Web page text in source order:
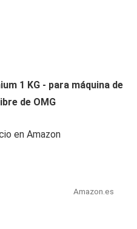
1 KG - para máquina de
de OMG
en Amazon
Amazon.es